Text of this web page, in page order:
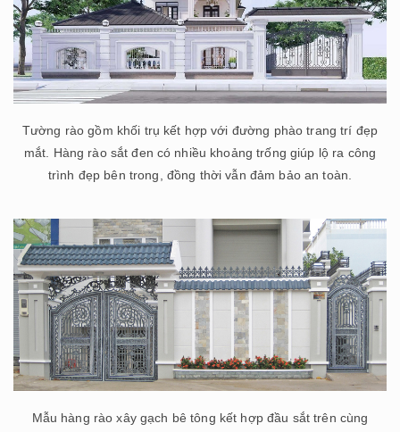
Tường rào gồm khối trụ kết hợp với đường phào trang trí đẹp
mắt. Hàng rào sắt đen có nhiều khoảng trống giúp lộ ra công
trình đẹp bên trong, đồng thời vẫn đảm bảo an toàn.
Mẫu hàng rào xây gạch bê tông kết hợp đầu sắt trên cùng